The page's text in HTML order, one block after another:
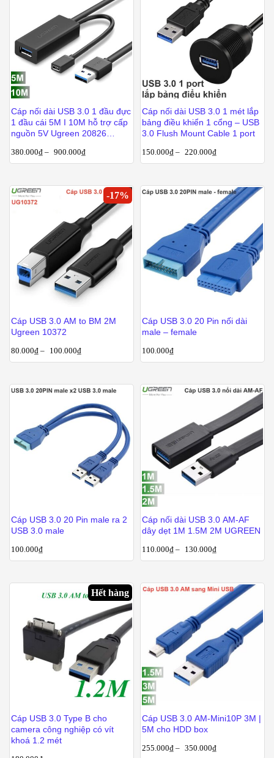
Cáp nối dài USB 3.0 1 đầu đực
1 đầu cái 5M I 10M hỗ trợ cấp
nguồn 5V Ugreen 20826
380.000₫ – 900.000₫
Cáp nối dài USB 3.0 1 mét lắp
bảng điều khiển 1 cổng – USB
3.0 Flush Mount Cable 1 port
150.000₫ – 220.000₫
-17%
Cáp USB 3.0 AM to BM 2M
Ugreen 10372
80.000₫ – 100.000₫
Cáp USB 3.0 20 Pin nối dài
male – female
100.000₫
Cáp USB 3.0 20 Pin male ra 2
USB 3.0 male
100.000₫
Cáp nối dài USB 3.0 AM-AF
dây dẹt 1M 1.5M 2M UGREEN
110.000₫ – 130.000₫
Hết hàng
Cáp USB 3.0 Type B cho
camera công nghiệp có vít
khoá 1.2 mét
Cáp USB 3.0 AM-Mini10P 3M |
5M cho HDD box
255.000₫ – 350.000₫